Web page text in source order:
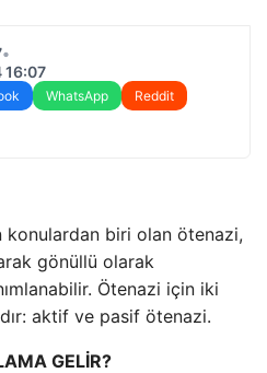
•
16:07
WhatsApp
Reddit
konulardan biri olan ötenazi,
gönüllü olarak
Ötenazi için iki
aktif ve pasif ötenazi.
GELİR?